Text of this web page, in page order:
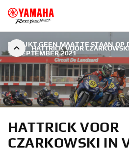
HATTRICK VOOR
ER LIJKT GEEN MAAT TE STAAN OP
12 SEPTEMBER 2021
HATTRICK VOOR
CZARKOWSKI IN